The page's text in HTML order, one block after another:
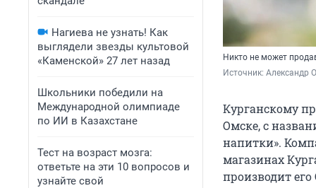
Нагиева не узнать! Как
выглядели звезды культовой
«Каменской» 27 лет назад
Школьники победили на
Международной олимпиаде
по ИИ в Казахстане
Тест на возраст мозга:
ответьте на эти 10 вопросов и
узнайте свой
Никто не может
Источник: Александр
Курганскому
Омске, с
напитки».
магазинах
производит